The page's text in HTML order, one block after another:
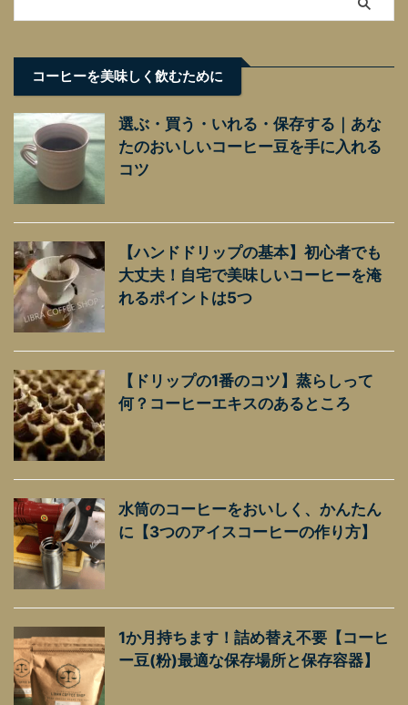
コーヒーを美味しく飲むために
選ぶ・買う・いれる・保存する｜あな
たのおいしいコーヒー豆を手に入れる
コツ
【ハンドドリップの基本】初心者でも
大丈夫！自宅で美味しいコーヒーを淹
れるポイントは5つ
【ドリップの1番のコツ】蒸らしって
何？コーヒーエキスのあるところ
水筒のコーヒーをおいしく、かんたん
に【3つのアイスコーヒーの作り方】
1か月持ちます！詰め替え不要【コーヒ
ー豆(粉)最適な保存場所と保存容器】